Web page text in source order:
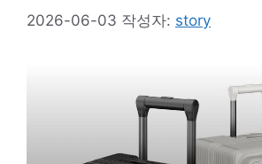
2026-06-03 작성자: story